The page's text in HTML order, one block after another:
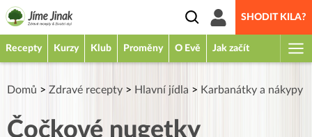
SHODIT KILA?
Recepty Kurzy Klub Proměny O Evě Jak začít
Domů > Zdravé recepty > Hlavní jídla > Karbanátky a nákypy
Čočkové nugetky